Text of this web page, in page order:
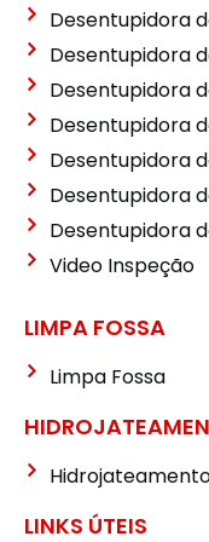
Desentupidora
Desentupidora
Desentupidora
Desentupidora
Desentupidora
Desentupidora
Desentupidora
Video Inspeção
LIMPA FOSSA
Limpa Fossa
LINKS ÚTEIS